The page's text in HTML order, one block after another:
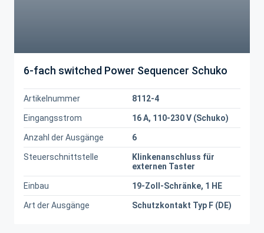
6-fach switched Power Sequencer Schuko
Artikelnummer 8112-4
Eingangsstrom 16 A, 110-230 V (Schuko)
Anzahl der Ausgänge 6
Steuerschnittstelle
Klinkenanschluss für
externen Taster
Einbau 19-Zoll-Schränke, 1 HE
Art der Ausgänge Schutzkontakt Typ F (DE)